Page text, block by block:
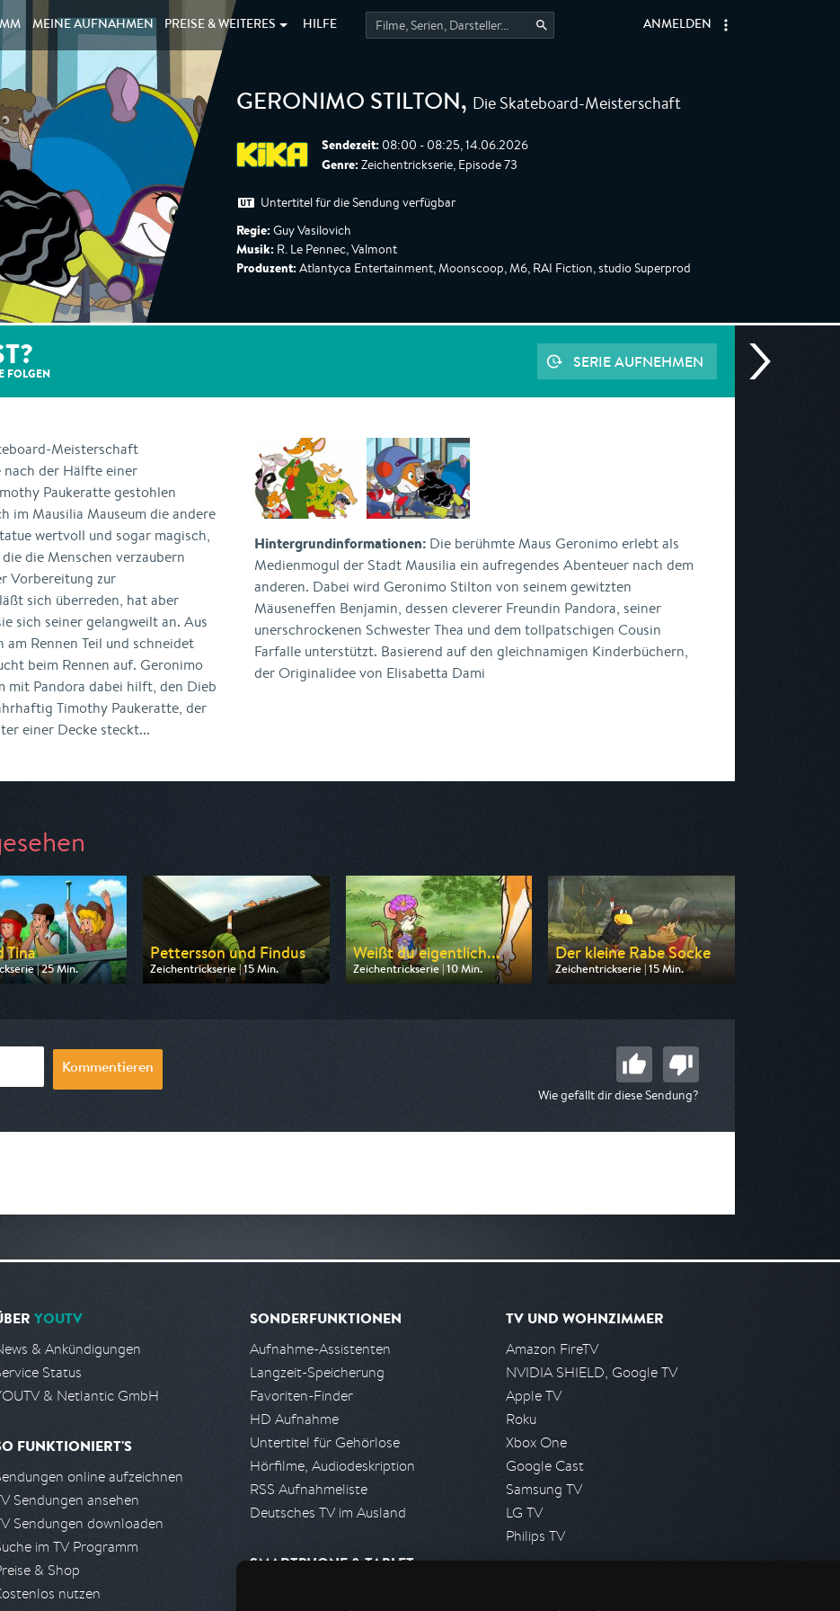
MEINE AUFNAHMEN PREISE & WEITERES HILFE ANMELDEN
GERONIMO STILTON, Die Skateboard-Meisterschaft
Sendezeit: 08:00 - 08:25, 14.06.2026
Genre: Zeichentrickserie, Episode 73
Untertitel für die Sendung verfügbar
Regie: Guy Vasilovich
Musik: R. Le Pennec, Valmont
Produzent: Atlantyca Entertainment, Moonscoop, M6, RAI Fiction, studio Superprod
FOLGEN
SERIE AUFNEHMEN
Meisterschaft
der Hälfte einer
Paukeratte gestohlen
im Mausilia Mauseum die andere
wertvoll und sogar magisch,
die Menschen verzaubern
Vorbereitung zur
sich überreden, hat aber
sich seiner gelangweilt an. Aus
Rennen Teil und schneidet
beim Rennen auf. Geronimo
mit Pandora dabei hilft, den Dieb
Timothy Paukeratte, der
einer Decke steckt...
Hintergrundinformationen: Die berühmte Maus Geronimo erlebt als
Medienmogul der Stadt Mausilia ein aufregendes Abenteuer nach dem
anderen. Dabei wird Geronimo Stilton von seinem gewitzten
Mäuseneffen Benjamin, dessen cleverer Freundin Pandora, seiner
unerschrockenen Schwester Thea und dem tollpatschigen Cousin
Farfalle unterstützt. Basierend auf den gleichnamigen Kinderbüchern,
der Originalidee von Elisabetta Dami
Tina
| 25 Min.
von ZDF
Pettersson und Findus
Zeichentrickserie | 15 Min.
Ausgestrahlt von ZDF
Weißt du eigentlich...
Zeichentrickserie | 10 Min.
Ausgestrahlt von KiKA
Der kleine Rabe Socke
Zeichentrickserie | 15 Min.
Ausgestrahlt von KiKA
Kommentieren
Wie gefällt dir diese Sendung?
YOUTV
& Ankündigungen
Status
& Netlantic GmbH
FUNKTIONIERT'S
online aufzeichnen
Sendungen ansehen
Sendungen downloaden
im TV Programm
& Shop
nutzen
SONDERFUNKTIONEN
Aufnahme-Assistenten
Langzeit-Speicherung
Favoriten-Finder
HD Aufnahme
Untertitel für Gehörlose
Hörfilme, Audiodeskription
RSS Aufnahmeliste
Deutsches TV im Ausland
SMARTPHONE & TABLET
TV UND WOHNZIMMER
Amazon FireTV
NVIDIA SHIELD, Google TV
Apple TV
Roku
Xbox One
Google Cast
Samsung TV
LG TV
Philips TV